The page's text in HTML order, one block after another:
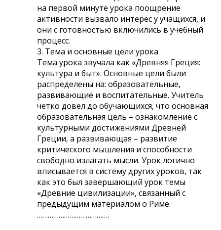
на первой минуте урока поощрение
активности вызвало интерес у учащихся, и
они с готовностью включились в учебный
процесс.
3. Тема и основные цели урока
Тема урока звучала как «Древняя Греция:
культура и быт». Основные цели были
распределены на: образовательные,
развивающие и воспитательные. Учитель
четко довел до обучающихся, что основная
образовательная цель – ознакомление с
культурными достижениями Древней
Греции, а развивающая – развитие
критического мышления и способности
свободно излагать мысли. Урок логично
вписывается в систему других уроков, так
как это был завершающий урок темы
«Древние цивилизации», связанный с
предыдущим материалом о Риме.
………………………………….